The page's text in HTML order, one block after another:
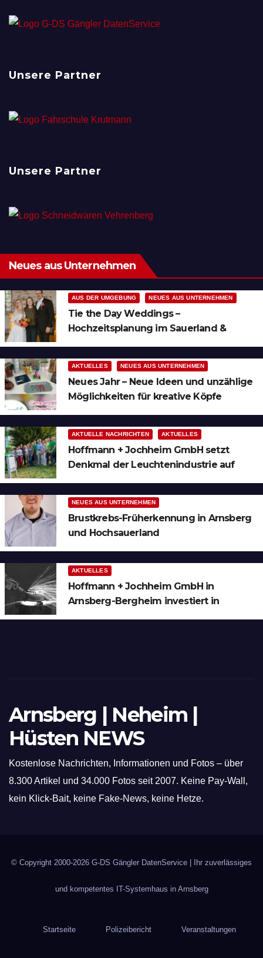
Unsere Partner
Unsere Partner
Neues aus Unternehmen
AUS DER UMGEBUNG NEUES AUS UNTERNEHMEN
Tie the Day Weddings –
Hochzeitsplanung im Sauerland &
AKTUELLES NEUES AUS UNTERNEHMEN
Neues Jahr – Neue Ideen und unzählige
Möglichkeiten für kreative Köpfe
AKTUELLE NACHRICHTEN AKTUELLES
Hoffmann + Jochheim GmbH setzt
Denkmal der Leuchtenindustrie auf
NEUES AUS UNTERNEHMEN
Brustkrebs-Früherkennung in Arnsberg
und Hochsauerland
AKTUELLES
Hoffmann + Jochheim GmbH in
Arnsberg-Bergheim investiert in
Arnsberg | Neheim |
Hüsten NEWS
Kostenlose Nachrichten, Informationen und Fotos – über
8.300 Artikel und 34.000 Fotos seit 2007. Keine Pay-Wall,
kein Klick-Bait, keine Fake-News, keine Hetze.
© Copyright 2000-2026 G-DS Gängler DatenService | Ihr zuverlässiges
und kompetentes IT-Systemhaus in Arnsberg
Startseite Polizeibericht Veranstaltungen